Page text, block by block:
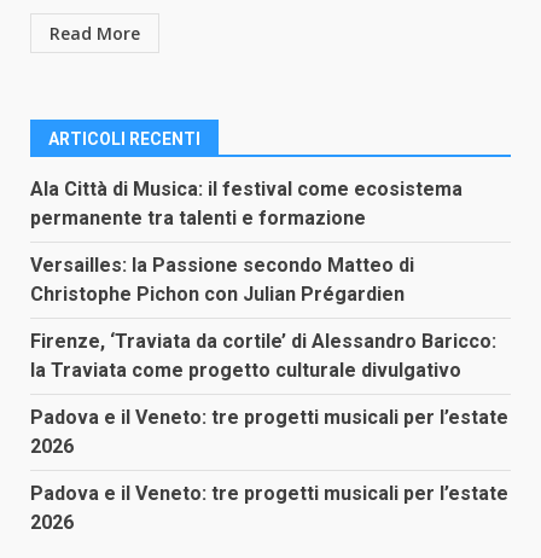
Read More
ARTICOLI RECENTI
Ala Città di Musica: il festival come ecosistema
permanente tra talenti e formazione
Versailles: la Passione secondo Matteo di
Christophe Pichon con Julian Prégardien
Firenze, ‘Traviata da cortile’ di Alessandro Baricco:
la Traviata come progetto culturale divulgativo
Padova e il Veneto: tre progetti musicali per l’estate
2026
Padova e il Veneto: tre progetti musicali per l’estate
2026